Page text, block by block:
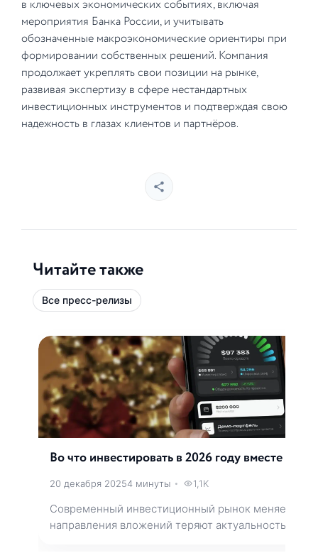
в ключевых экономических событиях, включая
мероприятия Банка России, и учитывать
обозначенные макроэкономические ориентиры при
формировании собственных решений. Компания
продолжает укреплять свои позиции на рынке,
развивая экспертизу в сфере нестандартных
инвестиционных инструментов и подтверждая свою
надежность в глазах клиентов и партнёров.
Читайте также
Все пресс-релизы
Во что инвестировать в 2026 году вместе с
20 декабря 20254 минуты • 1,1K
Современный инвестиционный рынок меняется
направления вложений теряют актуальность, а